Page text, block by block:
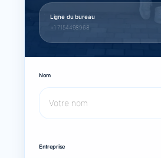
Ligne du bureau
+1 7154498968
Nom
Entreprise